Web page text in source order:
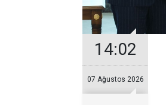
14:02
07 Ağustos 2026